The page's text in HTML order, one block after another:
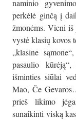
naminio
perkėlė ginčą į
žmonėms. Vieni
vystė klasių kovos
„klasine
pasaulio
išminties siūlai
Mao, Če
prieš likimo
sunaikinti viską